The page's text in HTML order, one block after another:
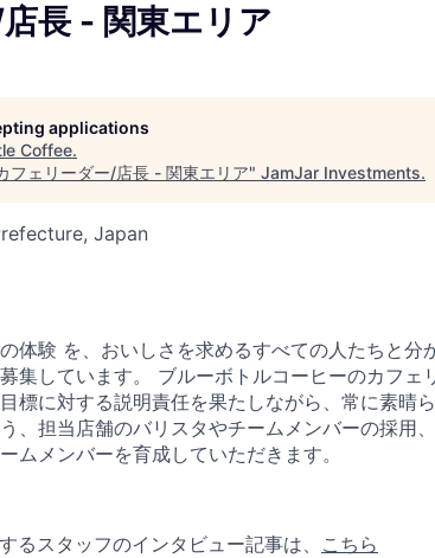
長 - 関東エリア
applications
Coffee.
フェリーダー/店長 - 関東エリア" JamJar Investments.
Japan
体験 を、おいしさを求めるすべての人たちと分
集しています。 ブルーボトルコーヒーのカフェ
標に対する説明責任を果たしながら、常に素晴
、担当店舗のバリスタやチームメンバーの採用
ムメンバーを育成していただきます。
るスタッフのインタビュー記事は、 こちら